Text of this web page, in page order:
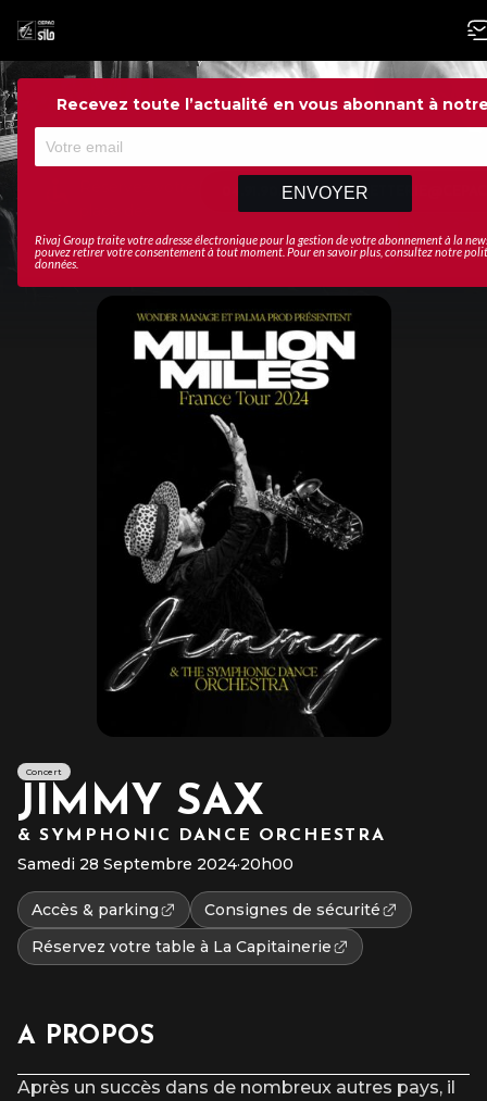
Recevez toute l’actualité en vous abonnant à
ENVOYER
Rivaj Group traite votre adresse électronique pour la gestion de votre abonnement à la
pouvez retirer votre consentement à tout moment. Pour en savoir plus, consultez notre
données
RÉSERVATION
PMR
maintenant !
04.91.90.00.00 –
Concert
JIMMY SAX
& SYMPHONIC DANCE ORCHESTRA
Samedi 28 Septembre 2024·20h00
Accès & parking
Consignes de sécurité
Réservez votre table à La Capitainerie
A PROPOS
Après un succès dans de nombreux autres pays, il